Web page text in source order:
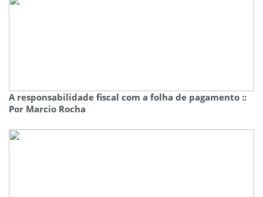
A responsabilidade fiscal com a folha de pagamento ::
Por Marcio Rocha